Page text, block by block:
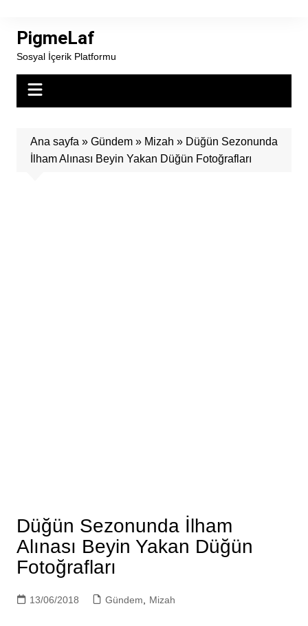
contentPigmeLaf
Sosyal İçerik Platformu
Ana sayfa » Gündem» Mizah » Düğün Sezonunda
İlham Alınası Beyin Yakan Düğün Fotoğrafları
Düğün Sezonunda İlham
Alınası Beyin Yakan Düğün
Fotoğrafları
13/06/2018 Gündem Mizah